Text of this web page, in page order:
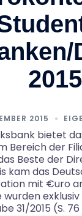
2015
2015
bietet
Bereich der
Beste der
kam das
mit €uro
wurden
31/2015 (S.